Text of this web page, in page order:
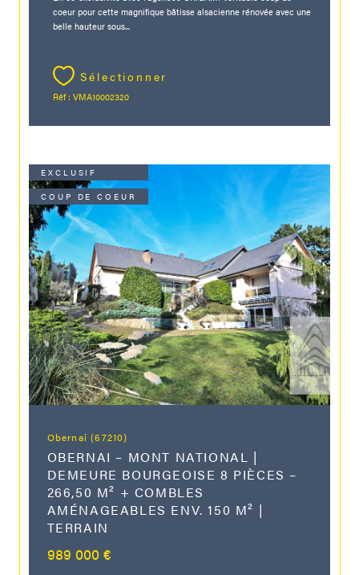
coeur pour cette magnifique bâtisse alsacienne rénovée avec une
belle hauteur sous...
Sélectionner
Réf : VMA10002320
Obernai (67210)
OBERNAI – MONT NATIONAL |
DEMEURE BOURGEOISE 8 PIÈCES –
266,50 M² + COMBLES
AMÉNAGEABLES ENV. 150 M² |
TERRAIN
989 000 €
EXCLUSIF
COUP DE COEUR